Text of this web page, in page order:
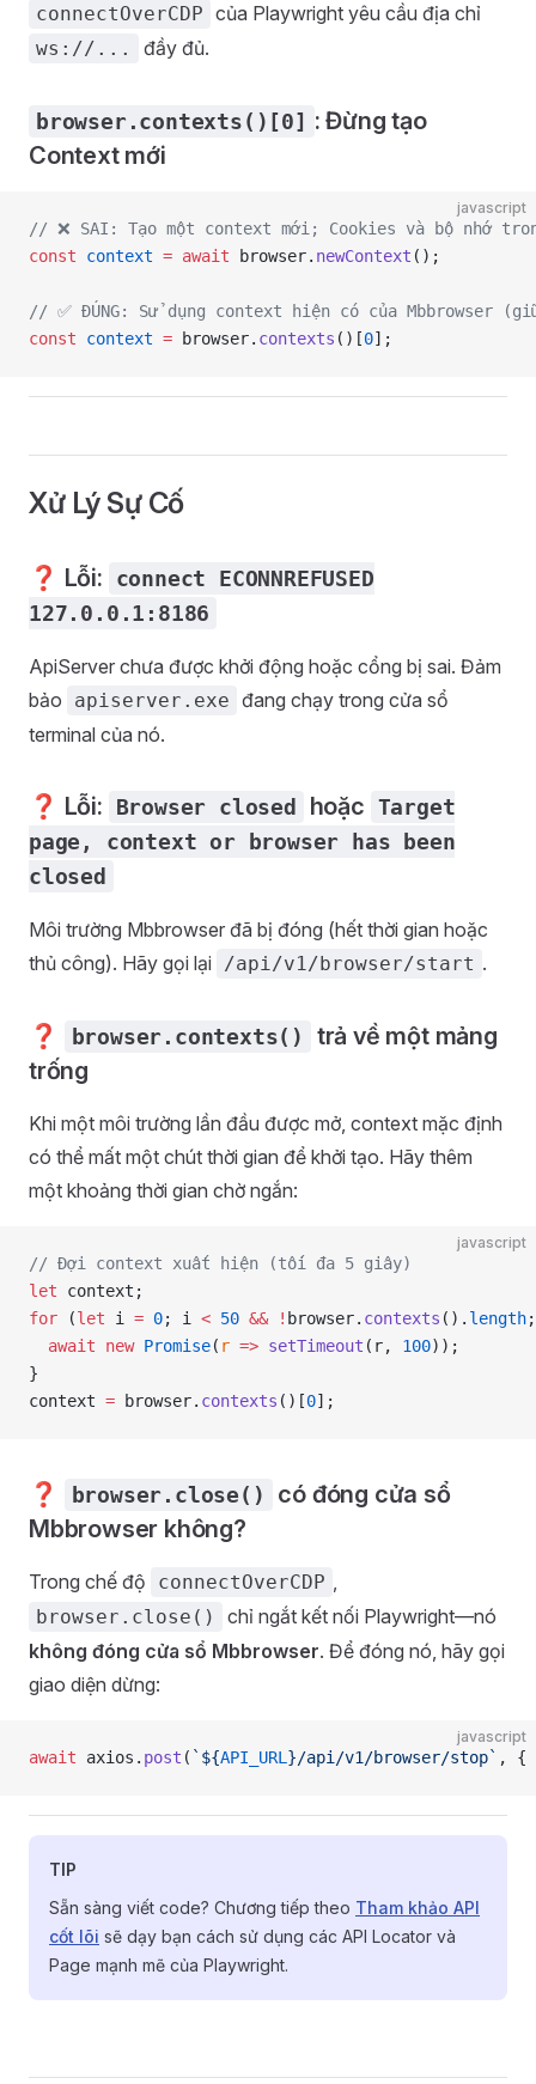
connectOverCDP của Playwright yêu cầu địa chỉ
ws://... đầy đủ.
browser.contexts()[0]
: Đừng tạo
Context mới
javascript
// ❌ SAI: Tạo một context mới; Cookies và bộ nhớ
const context = await browser. newContext ();
// ✅ ĐÚNG: Sử dụng context hiện có của Mbbrowser
const context = browser. contexts ()[0];
Xử Lý Sự Cố
❓ Lỗi:
connect ECONNREFUSED
127.0.0.1:8186
ApiServer chưa được khởi động hoặc cổng bị sai. Đảm
bảo
apiserver.exe đang chạy trong cửa sổ
terminal của nó.
❓ Lỗi: Browser closed hoặc Target
page, context or browser has been
closed
Môi trường Mbbrowser đã bị đóng (hết thời gian hoặc
thủ công). Hãy gọi lại
/api/v1/browser/start .
❓ browser.contexts()
trả về một mảng
trống
Khi một môi trường lần đầu được mở, context mặc định
có thể mất một chút thời gian để khởi tạo. Hãy thêm
một khoảng thời gian chờ ngắn:
javascript
// Đợi context xuất hiện (tối đa 5 giây)
let context;
for (let i = 0; i < 50 && ! browser. contexts (). length
  await
new Promise( r => setTimeout (r, 100));
}
context = browser. contexts ()[0];
❓ browser.close()
có đóng cửa sổ
Mbbrowser không?
Trong chế độ connectOverCDP ,
browser.close()
chỉ ngắt kết nối Playwright—nó
không đóng cửa sổ Mbbrowser. Để đóng nó, hãy gọi
giao diện dừng:
javascript
await axios. post ( `${API_URL }/api/v1/browser/stop` , {
TIP
Sẵn sàng viết code? Chương tiếp theo Tham khảo API
cốt lõi sẽ dạy bạn cách sử dụng các API Locator và
Page mạnh mẽ của Playwright.